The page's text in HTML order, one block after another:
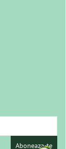
Aboneaza-te